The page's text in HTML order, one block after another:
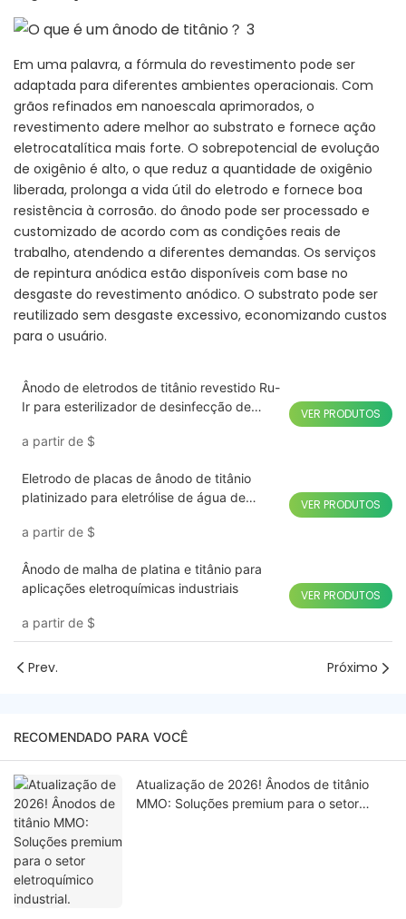
Em uma palavra, a fórmula do revestimento pode ser
adaptada para diferentes ambientes operacionais. Com
grãos refinados em nanoescala aprimorados, o
revestimento adere melhor ao substrato e fornece ação
eletrocatalítica mais forte. O sobrepotencial de evolução
de oxigênio é alto, o que reduz a quantidade de oxigênio
liberada, prolonga a vida útil do eletrodo e fornece boa
resistência à corrosão. do ânodo pode ser processado e
customizado de acordo com as condições reais de
trabalho, atendendo a diferentes demandas. Os serviços
de repintura anódica estão disponíveis com base no
desgaste do revestimento anódico. O substrato pode ser
reutilizado sem desgaste excessivo, economizando custos
para o usuário.
Ânodo de eletrodos de titânio revestido Ru-
Ir para esterilizador de desinfecção de
a partir de $
VER PRODUTOS
Eletrodo de placas de ânodo de titânio
platinizado para eletrólise de água de
a partir de $
VER PRODUTOS
Ânodo de malha de platina e titânio para
aplicações eletroquímicas industriais
a partir de $
VER PRODUTOS
Prev. Próximo
RECOMENDADO PARA VOCÊ
Atualização de 2026! Ânodos de titânio
MMO: Soluções premium para o setor